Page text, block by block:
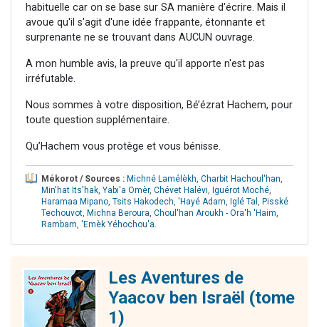
habituelle car on se base sur SA manière d'écrire. Mais il
avoue qu'il s'agit d'une idée frappante, étonnante et
surprenante ne se trouvant dans AUCUN ouvrage.
A mon humble avis, la preuve qu'il apporte n'est pas
irréfutable.
Nous sommes à votre disposition, Bé’ézrat Hachem, pour
toute question supplémentaire.
Qu’Hachem vous protège et vous bénisse.
Mékorot / Sources : Michné Lamélèkh, Charbit Hachoul'han,
Min'hat Its'hak, Yabi'a Omèr, Chévet Halévi, Iguérot Moché,
Haramaa Mipano, Tsits Hakodech, 'Hayé Adam, Iglé Tal , Pisské
Techouvot, Michna Beroura, Choul'han Aroukh - Ora'h 'Haim,
Rambam, 'Emèk Yéhochou'a.
Les Aventures de
Yaacov ben Israël (tome
1)